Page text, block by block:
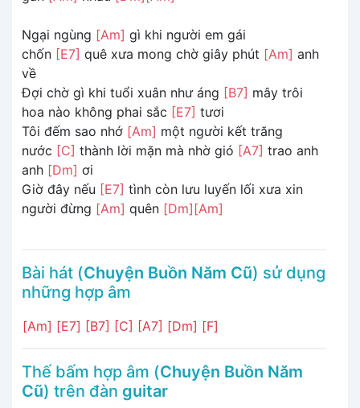
Ngại ngùng [Am] gì khi người em gái
chốn [E7] quê xưa mong chờ giây phút [Am] anh
về
Đợi chờ gì khi tuổi xuân như áng [B7] mây trôi
hoa nào không phai sắc [E7] tươi
Tôi đếm sao nhớ [Am] một người kết trăng
nước [C] thành lời mặn mà nhờ gió [A7] trao anh
anh [Dm] ơi
Giờ đây nếu [E7] tình còn lưu luyến lối xưa xin
người đừng [Am] quên [Dm] [Am]
Bài hát (Chuyện Buồn Năm Cũ) sử dụng
những hợp âm
[Am] [E7] [B7] [C] [A7] [Dm] [F]
Thế bấm hợp âm (Chuyện Buồn Năm
Cũ) trên đàn guitar